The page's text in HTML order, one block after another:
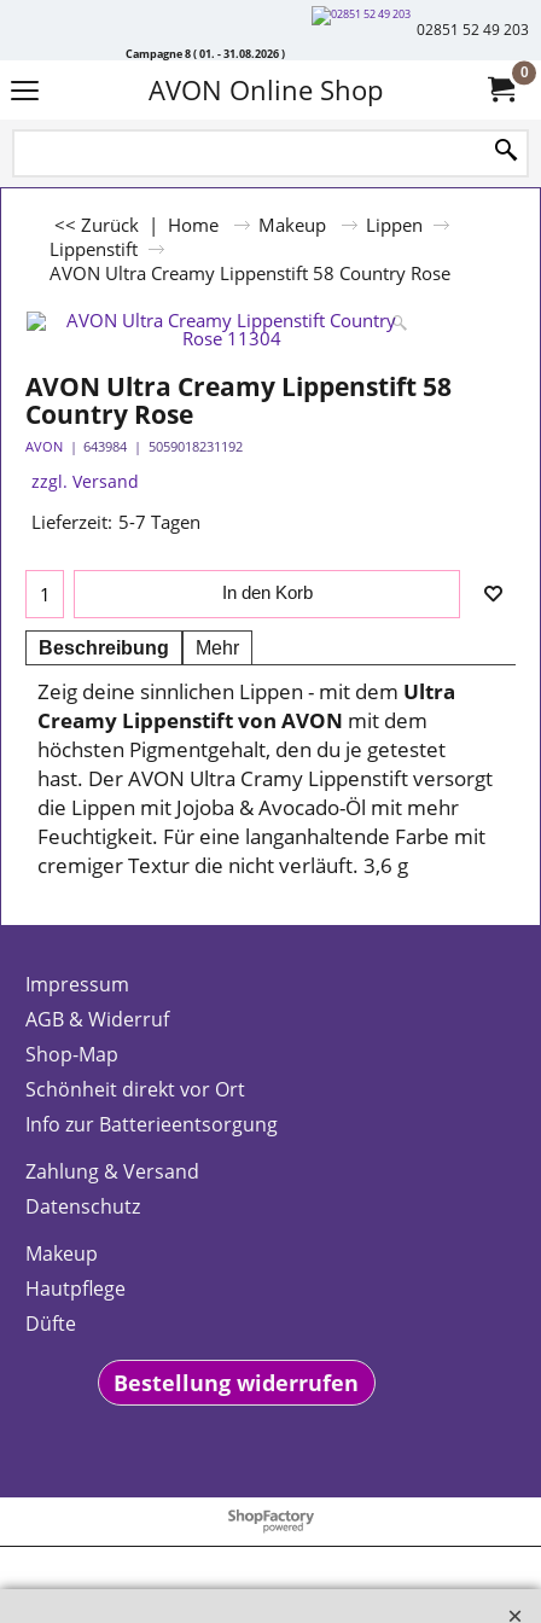
Campagne 8 ( 01. - 31.08.2026 )
02851 52 49 203
AVON Online Shop 0
<< Zurück | Home Makeup
Lippen
Lippenstift
AVON Ultra Creamy Lippenstift 58 Country Rose
AVON Ultra Creamy Lippenstift 58
Country Rose
AVON 643984 5059018231192
zzgl. Versand
Lieferzeit: 5-7 Tagen
In den Korb
Beschreibung Mehr
Zeig deine sinnlichen Lippen - mit dem Ultra
Creamy Lippenstift von AVON mit dem
höchsten Pigmentgehalt, den du je getestet
hast. Der AVON Ultra Cramy Lippenstift versorgt
die Lippen mit Jojoba & Avocado-Öl mit mehr
Feuchtigkeit. Für eine langanhaltende Farbe mit
cremiger Textur die nicht verläuft. 3,6 g
Impressum
AGB & Widerruf
Shop-Map
Schönheit direkt vor Ort
Info zur Batterieentsorgung
Zahlung & Versand
Datenschutz
Makeup
Hautpflege
Düfte
Bestellung widerrufen
WebShop erstellt mit
ShopFactory Shop